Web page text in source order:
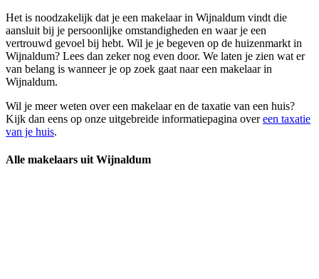
Het is noodzakelijk dat je een makelaar in Wijnaldum vindt die
aansluit bij je persoonlijke omstandigheden en waar je een
vertrouwd gevoel bij hebt. Wil je je begeven op de huizenmarkt in
Wijnaldum? Lees dan zeker nog even door. We laten je zien wat er
van belang is wanneer je op zoek gaat naar een makelaar in
Wijnaldum.
Wil je meer weten over een makelaar en de taxatie van een huis?
Kijk dan eens op onze uitgebreide informatiepagina overeen taxatie
van je huis.
Alle makelaars uit Wijnaldum